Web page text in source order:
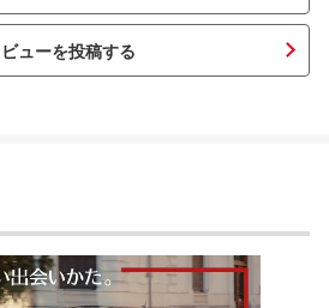
ビューを投稿する